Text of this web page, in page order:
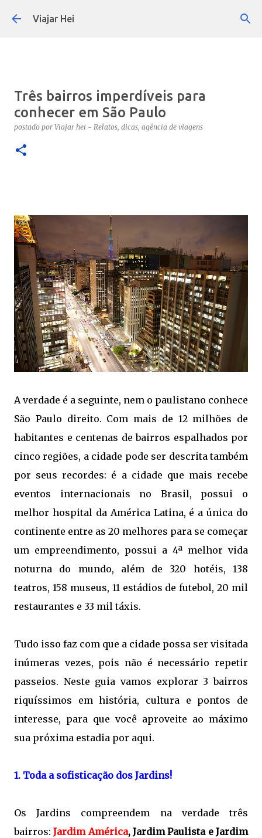
Pular para o conteúdo principal
Viajar Hei
Três bairros imperdíveis para
conhecer em São Paulo
postado por Viajar hei - Relatos, dicas, agência de viagens
A verdade é a seguinte, nem o paulistano conhece
São Paulo direito. Com mais de 12 milhões de
habitantes e centenas de bairros espalhados por
cinco regiões, a cidade pode ser descrita também
por seus recordes: é a cidade que mais recebe
eventos internacionais no Brasil, possui o
melhor hospital da América Latina, é a única do
continente entre as 20 melhores para se começar
um empreendimento, possui a 4ª melhor vida
noturna do mundo, além de 320 hotéis, 138
teatros, 158 museus, 11 estádios de futebol, 20 mil
restaurantes e 33 mil táxis.
Tudo isso faz com que a cidade possa ser visitada
inúmeras vezes, pois não é necessário repetir
passeios. Neste guia vamos explorar 3 bairros
riquíssimos em história, cultura e pontos de
interesse, para que você aproveite ao máximo
sua próxima estadia por aqui.
1. Toda a sofisticação dos Jardins!
Os Jardins compreendem na verdade três
bairros:Jardim América, Jardim Paulista e Jardim